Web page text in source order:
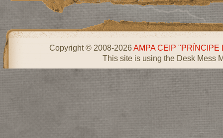
Copyright © 2008-2026AMPA CEIP "PRÍNCIPE
This site is using the Desk Mess